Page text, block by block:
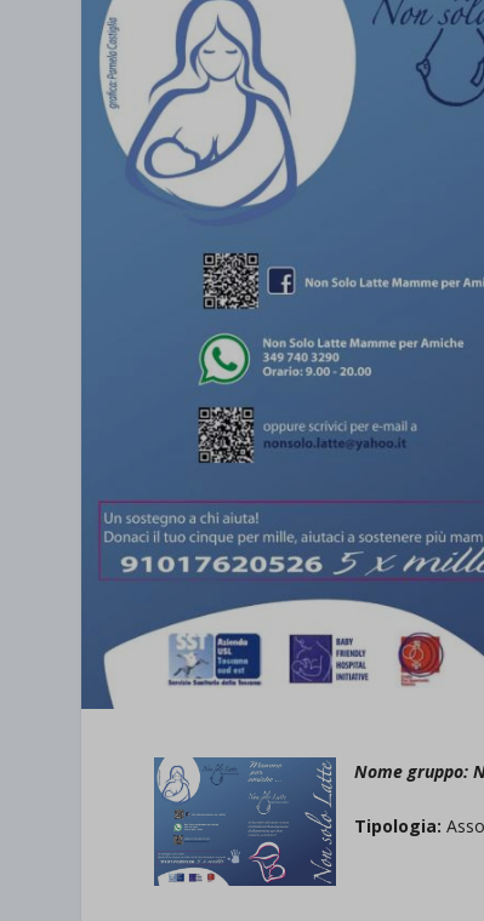
Nome gruppo:
Tipologia: